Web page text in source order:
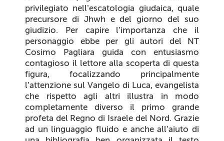
privilegiato nell’escatologia giudaica, quale
precursore di Jhwh e del giorno del suo
giudizio. Per capire l’importanza che il
personaggio ebbe per gli autori del NT
Cosimo Pagliara guida con entusiasmo
contagioso il lettore alla scoperta di questa
figura, focalizzando principalmente
l’attenzione sul Vangelo di Luca, evangelista
che rispetto agli altri illustra in modo
completamente diverso il primo grande
profeta del Regno di Israele del Nord. Grazie
ad un linguaggio fluido e anche all’aiuto di